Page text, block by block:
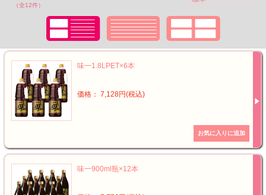
（全12件）
味一1.8LPET×6本
価格： 7,128円(税込)
味一900ml瓶×12本